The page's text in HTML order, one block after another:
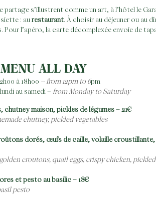
partage s’illustrent comme un art, à l’hôtel le
: au restaurant. À choisir au déjeuner ou au
l’apéro, la carte décomplexée envoie de
MENU ALL DAY
à 18h00 – from 12pm to 6pm
au samedi – from Monday to Saturday
maison, pickles de légumes – 21€
chutney, pickled vegetables
dorés, œufs de caille, volaille
croutons, quail eggs, crispy chicken,
et pesto au basilic – 18€
pesto